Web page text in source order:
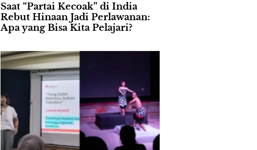
Saat “Partai Kecoak” di India
Rebut Hinaan Jadi Perlawanan:
Apa yang Bisa Kita Pelajari?